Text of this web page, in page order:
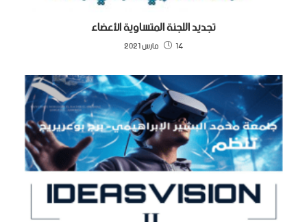
تجديد اللجنة المتساوية الأعضاء
14 مارس 2021